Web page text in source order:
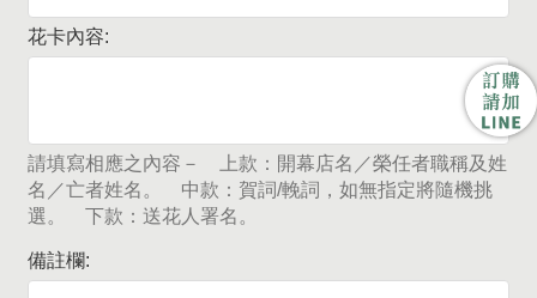
花卡內容:
請填寫相應之內容－ 上款：開幕店名／榮任者職稱及姓
名／亡者姓名。 中款：賀詞/輓詞，如無指定將隨機挑
選。 下款：送花人署名。
備註欄: